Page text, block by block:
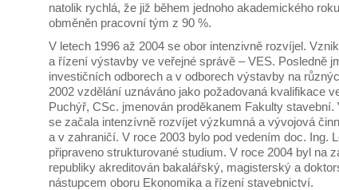
natolik rychlá, že již během jednoho akademického
obměněn pracovní tým z 90 %.
V letech 1996 až 2004 se obor intenzivně rozvíjel.
a řízení výstavby ve veřejné správě – VES. Posledně
investičních odborech a v odborech výstavby na
2002 vzdělání uznáváno jako požadovaná kvalifikace
Puchýř, CSc. jmenován proděkanem Fakulty stavební.
se začala intenzívně rozvíjet výzkumná a vývojová
a v zahraničí. V roce 2003 bylo pod vedením doc. Ing.
připraveno strukturované studium. V roce 2004 byl na
republiky akreditován bakalářský, magisterský a
nástupcem oboru Ekonomika a řízení stavebnictví.